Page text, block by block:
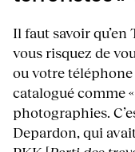
Il faut savoir
vous risquez de
ou votre
catalogué comme
photographies.
Depardon, qui